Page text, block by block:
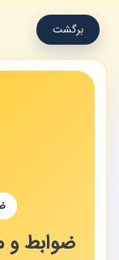
برگشت
ضوابط و